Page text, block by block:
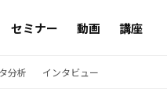
セミナー 動画 講座
分析 インタビュー